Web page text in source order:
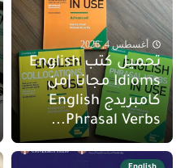
أغسطس 4, 2026
تحميل كتب English
Idioms مجانا |من
كامبريدج English
Phrasal Verbs...